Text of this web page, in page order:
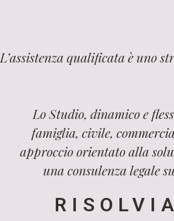
L’assistenza qualificata è uno
Lo Studio, dinamico e
famiglia, civile,
approccio orientato alla
una consulenza legale